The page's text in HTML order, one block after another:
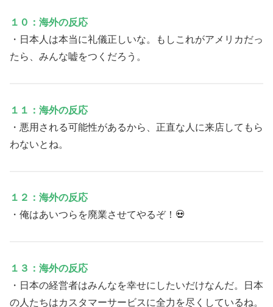
１０：海外の反応
・日本人は本当に礼儀正しいな。もしこれがアメリカだっ
たら、みんな嘘をつくだろう。
１１：海外の反応
・悪用される可能性があるから、正直な人に来店してもら
わないとね。
１２：海外の反応
・俺はあいつらを廃業させてやるぞ！💀
１３：海外の反応
・日本の経営者はみんなを幸せにしたいだけなんだ。日本
の人たちはカスタマーサービスに全力を尽くしているね。